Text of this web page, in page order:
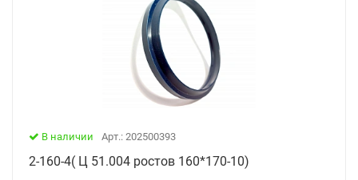
В наличии Арт.: 202500393
2-160-4( Ц 51.004 ростов 160*170-10)